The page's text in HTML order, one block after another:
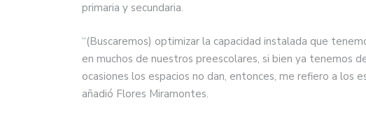
primaria y secundaria.
“(Buscaremos) optimizar la capacidad instalada que
en muchos de nuestros preescolares, si bien ya tenemos
ocasiones los espacios no dan, entonces, me refiero a los
añadió Flores Miramontes.